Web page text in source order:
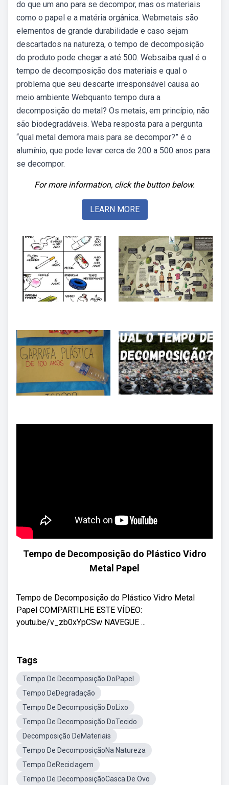
do que um ano para se decompor, mas os materiais
como o papel e a matéria orgânica. Webmetais são
elementos de grande durabilidade e caso sejam
descartados na natureza, o tempo de decomposição
do produto pode chegar a até 500. Websaiba qual é o
tempo de decomposição dos materiais e qual o
problema que seu descarte irresponsável causa ao
meio ambiente Webquanto tempo dura a
decomposição do metal? Os metais, em princípio, não
são biodegradáveis. Weba resposta para a pergunta
“qual metal demora mais para se decompor?” é o
alumínio, que pode levar cerca de 200 a 500 anos para
se decompor.
For more information, click the button below.
LEARN MORE
Tempo de Decomposição do Plástico Vidro
Metal Papel
Tempo de Decomposição do Plástico Vidro Metal
Papel COMPARTILHE ESTE VÍDEO:
youtu.be/v_zb0xYpCSw NAVEGUE ...
Tags
Tempo De Decomposição DoPapel
Tempo DeDegradação
Tempo De Decomposição DoLixo
Tempo De Decomposição DoTecido
Decomposição DeMateriais
Tempo De DecomposiçãoNa Natureza
Tempo DeReciclagem
Tempo De DecomposiçãoCasca De Ovo